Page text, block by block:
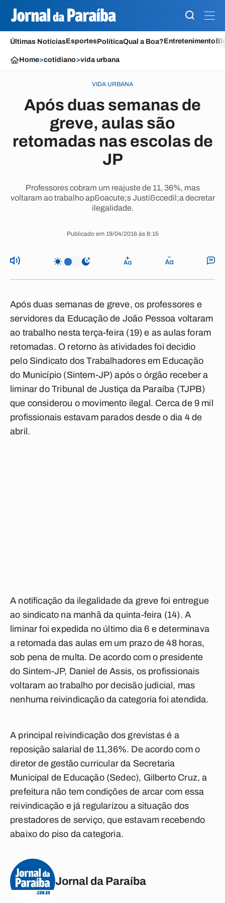
Últimas NotíciasEsportesPolíticaQual a Boa?Entretenimento
Home>cotidiano>vida urbana
VIDA URBANA
Após duas semanas de
greve, aulas são
retomadas nas escolas de
JP
Professores cobram um reajuste de 11, 36%, mas
voltaram ao trabalho ap&oacute;s Justi&ccedil;a decretar
ilegalidade.
Publicado em 19/04/2016 às 8:15
Após duas semanas de greve, os professores e
servidores da Educação de João Pessoa voltaram
ao trabalho nesta terça-feira (19) e as aulas foram
retomadas. O retorno às atividades foi decidio
pelo Sindicato dos Trabalhadores em Educação
do Município (Sintem-JP) após o órgão receber a
liminar do Tribunal de Justiça da Paraíba (TJPB)
que considerou o movimento ilegal. Cerca de 9 mil
profissionais estavam parados desde o dia 4 de
abril.
A notificação da ilegalidade da greve foi entregue
ao sindicato na manhã da quinta-feira (14). A
liminar foi expedida no último dia 6 e determinava
a retomada das aulas em um prazo de 48 horas,
sob pena de multa. De acordo com o presidente
do Sintem-JP, Daniel de Assis, os profissionais
voltaram ao trabalho por decisão judicial, mas
nenhuma reivindicação da categoria foi atendida.
A principal reivindicação dos grevistas é a
reposição salarial de 11,36%. De acordo com o
diretor de gestão curricular da Secretaria
Municipal de Educação (Sedec), Gilberto Cruz, a
prefeitura não tem condições de arcar com essa
reivindicação e já regularizou a situação dos
prestadores de serviço, que estavam recebendo
abaixo do piso da categoria.
Jornal da Paraíba